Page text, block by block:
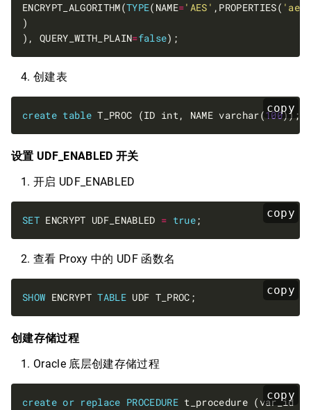
ENCRYPT_ALGORITHM(TYPE(NAME='AES' ,PROPERTIES(
), QUERY_WITH_PLAIN=false
创建表
copy
create table T_PROC (ID int, NAME varchar(100
设置 UDF_ENABLED 开关
开启 UDF_ENABLED
copy
SET ENCRYPT UDF_ENABLED = true
查看 Proxy 中的 UDF 函数名
copy
SHOW ENCRYPT TABLE
创建存储过程
Oracle 底层创建存储过程
copy
create or replace PROCEDURE t_procedure (var_id